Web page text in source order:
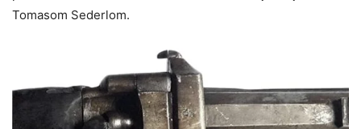
Tomasom Sederlom.